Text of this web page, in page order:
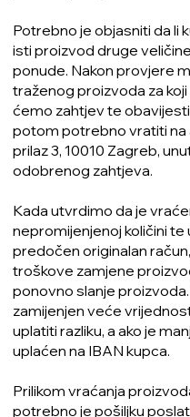
Potrebno je objasniti da li
isti proizvod druge
ponude. Nakon provjere
traženog proizvoda za
ćemo zahtjev te
potom potrebno vratiti
prilaz 3, 10010 Zagreb,
odobrenog zahtjeva.
Kada utvrdimo da je
nepromijenjenoj količini te
predočen originalan
troškove zamjene
ponovno slanje
zamijenjen veće
uplatiti razliku, a ako je
uplaćen na IBAN kupca.
Prilikom vraćanja
potrebno je pošiljku